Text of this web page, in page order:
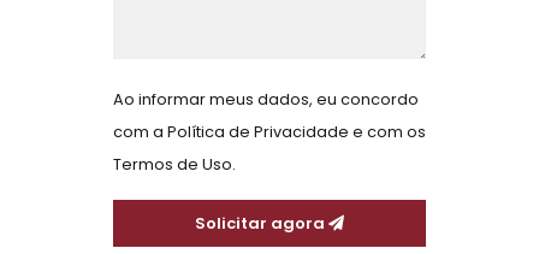
Ao informar meus dados, eu concordo
com a Política de Privacidade e com os
Termos de Uso.
Solicitar agora